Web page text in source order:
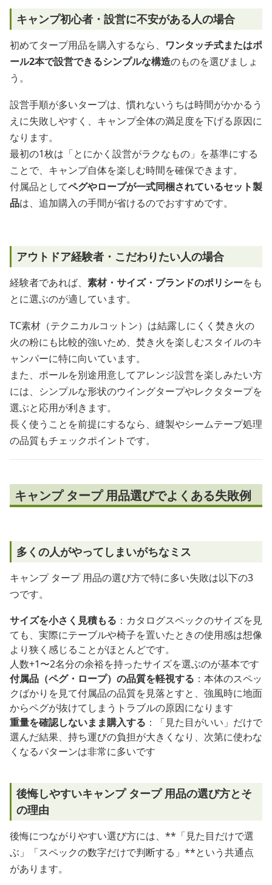
キャンプ初心者・設営に不安がある人の場合
初めてタープ用品を購入するなら、 ワンタッチ式またはポ
ール2本で設営できるシンプルな構造のものを選びましょ
う。
設営手順が多いタープは、慣れないうちは時間がかかるう
えに失敗しやすく、キャンプ全体の満足度を下げる原因に
なります。
最初の1枚は「とにかく設営がラクなもの」を基準にする
ことで、キャンプ自体を楽しむ時間を確保できます。
付属品としてペグやロープが一式同梱されているセット製
品は、追加購入の手間が省けるのでおすすめです。
アウトドア経験者・こだわりたい人の場合
経験者であれば、 素材・サイズ・ブランドのポリシーをも
とに選ぶのが適しています。
TC素材（テクニカルコットン）は結露しにくく焚き火の
火の粉にも比較的強いため、焚き火を楽しむスタイルのキ
ャンパーに特に向いています。
また、ポールを別途用意してアレンジ設営を楽しみたい方
には、シンプルな形状のウイングタープやレクタタープを
選ぶと応用が利きます。
長く使うことを前提にするなら、縫製やシームテープ処理
の品質もチェックポイントです。
キャンプ タープ 用品選びでよくある失敗例
多くの人がやってしまいがちなミス
キャンプ タープ 用品の選び方で特に多い失敗は以下の3
つです。
サイズを小さく見積もる ：カタログスペックのサイズを見
ても、実際にテーブルや椅子を置いたときの使用感は想像
より狭く感じることがほとんどです。
人数+1〜2名分の余裕を持ったサイズを選ぶのが基本です
付属品（ペグ・ロープ）の品質を軽視する ：本体のスペッ
クばかりを見て付属品の品質を見落とすと、強風時に地面
からペグが抜けてしまうトラブルの原因になります
重量を確認しないまま購入する ：「見た目がいい」だけで
選んだ結果、持ち運びの負担が大きくなり、次第に使わな
くなるパターンは非常に多いです
後悔しやすいキャンプ タープ 用品の選び方とそ
の理由
後悔につながりやすい選び方には、**「見た目だけで選
ぶ」「スペックの数字だけで判断する」**という共通点
があります。